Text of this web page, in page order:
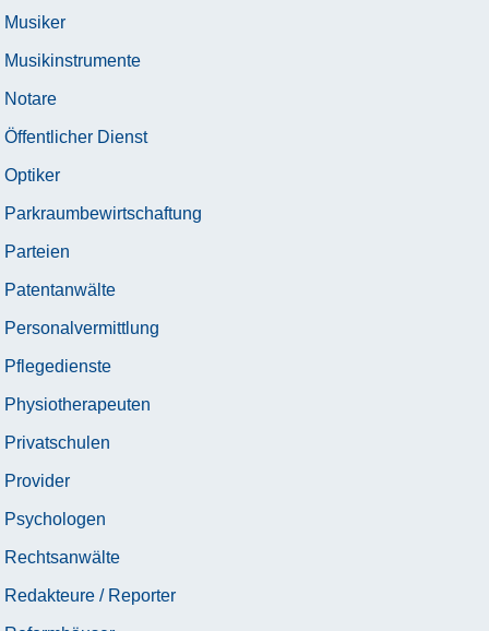
Musiker
Musikinstrumente
Notare
Öffentlicher Dienst
Optiker
Parkraumbewirtschaftung
Parteien
Patentanwälte
Personalvermittlung
Pflegedienste
Physiotherapeuten
Privatschulen
Provider
Psychologen
Rechtsanwälte
Redakteure / Reporter